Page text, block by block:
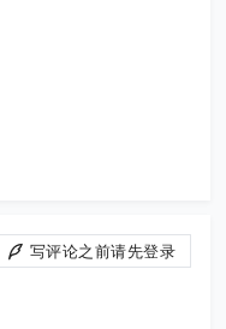
写评论之前请先登录